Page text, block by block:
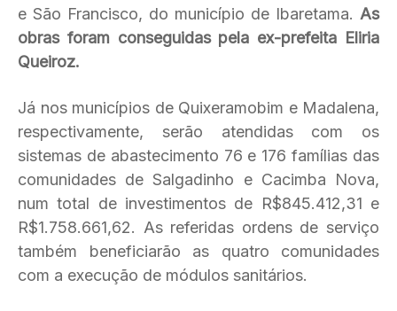
e São Francisco, do município de Ibaretama. As
obras foram conseguidas pela ex-prefeita Eliria
Queiroz.
Já nos municípios de Quixeramobim e Madalena,
respectivamente, serão atendidas com os
sistemas de abastecimento 76 e 176 famílias das
comunidades de Salgadinho e Cacimba Nova,
num total de investimentos de R$845.412,31 e
R$1.758.661,62. As referidas ordens de serviço
também beneficiarão as quatro comunidades
com a execução de módulos sanitários.